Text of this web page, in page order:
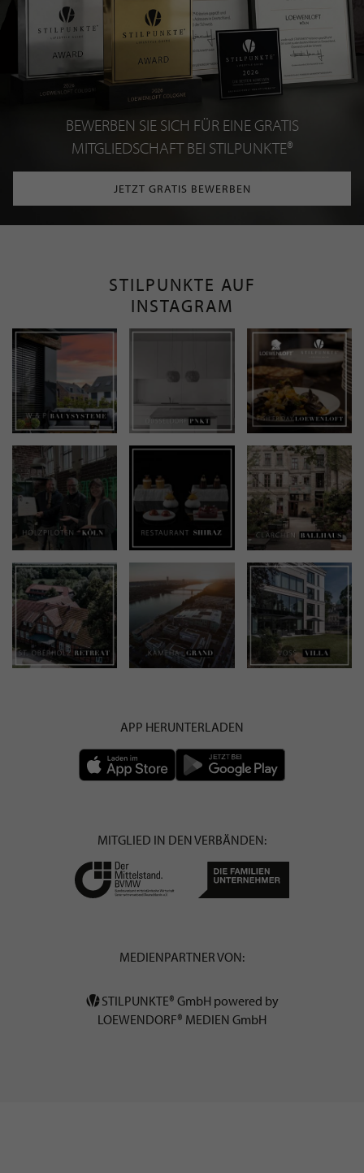
BEWERBEN SIE SICH FÜR EINE GRATIS
MITGLIEDSCHAFT BEI STILPUNKTE®
JETZT GRATIS BEWERBEN
STILPUNKTE AUF
INSTAGRAM
APP HERUNTERLADEN
MITGLIED IN DEN VERBÄNDEN:
MEDIENPARTNER VON:
STILPUNKTE® GmbH powered by
LOEWENDORF® MEDIEN GmbH